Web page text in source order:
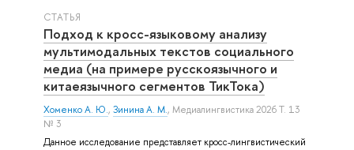
СТАТЬЯ
Подход к кросс-языковому анализу
мультимодальных текстов социального
медиа (на примере русскоязычного и
китаеязычного сегментов ТикТока)
Хоменко А. Ю., Зинина А. М., Медиалингвистика 2026 Т. 13
№ 3
Данное исследование представляет кросс-лингвистический